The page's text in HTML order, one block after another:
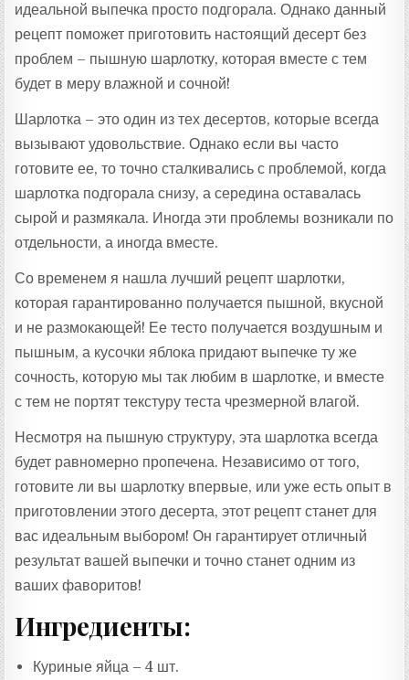
идеальной выпечка просто подгорала. Однако данный
рецепт поможет приготовить настоящий десерт без
проблем – пышную шарлотку, которая вместе с тем
будет в меру влажной и сочной!
Шарлотка – это один из тех десертов, которые всегда
вызывают удовольствие. Однако если вы часто
готовите ее, то точно сталкивались с проблемой, когда
шарлотка подгорала снизу, а середина оставалась
сырой и размякала. Иногда эти проблемы возникали по
отдельности, а иногда вместе.
Со временем я нашла лучший рецепт шарлотки,
которая гарантированно получается пышной, вкусной
и не размокающей! Ее тесто получается воздушным и
пышным, а кусочки яблока придают выпечке ту же
сочность, которую мы так любим в шарлотке, и вместе
с тем не портят текстуру теста чрезмерной влагой.
Несмотря на пышную структуру, эта шарлотка всегда
будет равномерно пропечена. Независимо от того,
готовите ли вы шарлотку впервые, или уже есть опыт в
приготовлении этого десерта, этот рецепт станет для
вас идеальным выбором! Он гарантирует отличный
результат вашей выпечки и точно станет одним из
ваших фаворитов!
Ингредиенты:
Куриные яйца – 4 шт.